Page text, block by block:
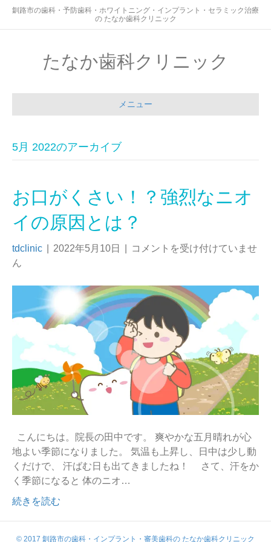
釧路市の歯科・予防歯科・ホワイトニング・インプラント・セラミック治療
の たなか歯科クリニック
たなか歯科クリニック
メニュー
5月 2022のアーカイブ
お口がくさい！？強烈なニオ
イの原因とは？
tdclinic 2022年5月10日
コメントを受け付けていませ
ん
こんにちは。院長の田中です。 爽やかな五月晴れが心
地よい季節になりました。 気温も上昇し、日中は少し動
くだけで、 汗ばむ日も出てきましたね！ さて、汗をか
く季節になると 体のニオ…
続きを読む
© 2017 釧路市の歯科・インプラント・審美歯科の たなか歯科クリニック